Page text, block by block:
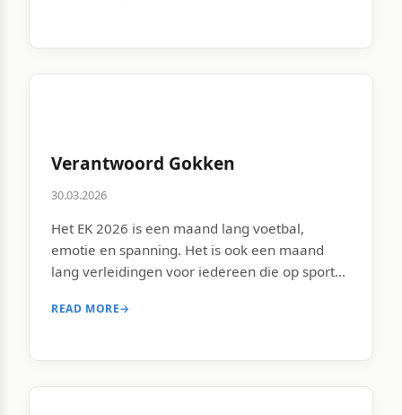
kansspelbelasting in Nederland is per 1 januari
Verantwoord Gokken
30.03.2026
Het EK 2026 is een maand lang voetbal,
emotie en spanning. Het is ook een maand
lang verleidingen voor iedereen die op sport
meer momenten waarop je denkt: nog eentje.
klinkt als een verplicht waarschuwingslabel,
READ MORE→